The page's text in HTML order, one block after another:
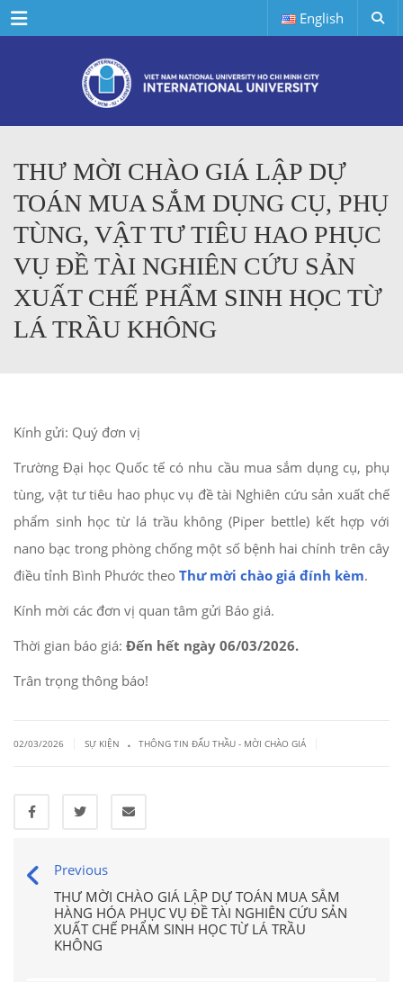
Menu English
THƯ MỜI CHÀO GIÁ LẬP DỰ
TOÁN MUA SẮM DỤNG CỤ, PHỤ
TÙNG, VẬT TƯ TIÊU HAO PHỤC
VỤ ĐỀ TÀI NGHIÊN CỨU SẢN
XUẤT CHẾ PHẨM SINH HỌC TỪ
LÁ TRẦU KHÔNG
Kính gửi: Quý đơn vị
Trường Đại học Quốc tế có nhu cầu mua sắm dụng cụ, phụ
tùng, vật tư tiêu hao phục vụ đề tài Nghiên cứu sản xuất chế
phẩm sinh học từ lá trầu không (Piper bettle) kết hợp với
nano bạc trong phòng chống một số bệnh hai chính trên cây
điều tỉnh Bình Phước theo Thư mời chào giá đính kèm.
Kính mời các đơn vị quan tâm gửi Báo giá.
Thời gian báo giá: Đến hết ngày 06/03/2026.
Trân trọng thông báo!
02/03/2026 SỰ KIỆN . THÔNG TIN ĐẤU THẦU - MỜI CHÀO GIÁ
Previous
THƯ MỜI CHÀO GIÁ LẬP DỰ TOÁN MUA SẮM
HÀNG HÓA PHỤC VỤ ĐỀ TÀI NGHIÊN CỨU SẢN
XUẤT CHẾ PHẨM SINH HỌC TỪ LÁ TRẦU
KHÔNG